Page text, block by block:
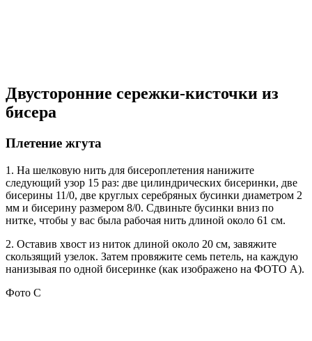
Двусторонние сережки-кисточки из
бисера
Плетение жгута
1. На шелковую нить для бисероплетения нанижите
следующий узор 15 раз: две цилиндрических бисеринки, две
бисерины 11/0, две круглых серебряных бусинки диаметром 2
мм и бисерину размером 8/0. Сдвиньте бусинки вниз по
нитке, чтобы у вас была рабочая нить длиной около 61 см.
2. Оставив хвост из ниток длиной около 20 см, завяжите
скользящий узелок. Затем провяжите семь петель, на каждую
нанизывая по одной бисеринке (как изображено на ФОТО А).
Фото C